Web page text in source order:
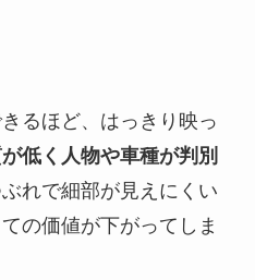
るほど、はっきり映っ
低く人物や車種が判別
れで細部が見えにくい
の価値が下がってしま